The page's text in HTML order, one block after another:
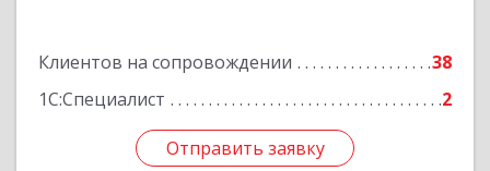
Клиентов на сопровождении
38
1С:Специалист
2
Отправить заявку
Отправить заявку